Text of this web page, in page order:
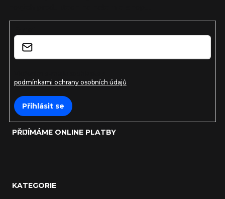
podmínkami ochrany osobních údajů
Přihlásit se
PŘIJÍMÁME ONLINE PLATBY
KATEGORIE